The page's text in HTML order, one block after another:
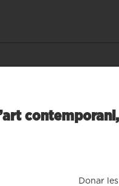
Donar